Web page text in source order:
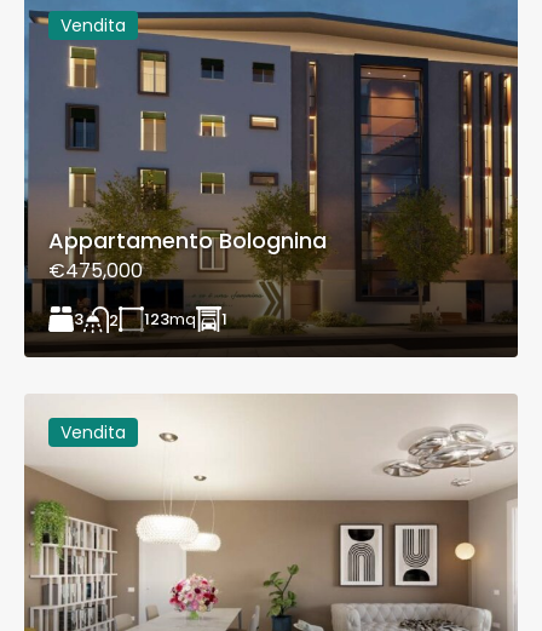
Vendita
Appartamento Bolognina
€475,000
3 2 123mq 1
Vendita